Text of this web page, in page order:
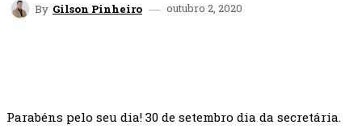
By Gilson Pinheiro outubro 2, 2020
Parabéns pelo seu dia! 30 de setembro dia da secretária.